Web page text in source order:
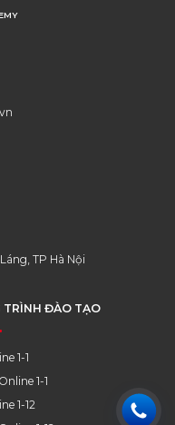
TP Hà Nội
TRÌNH ĐÀO TẠO
1-1
1-1
1-12